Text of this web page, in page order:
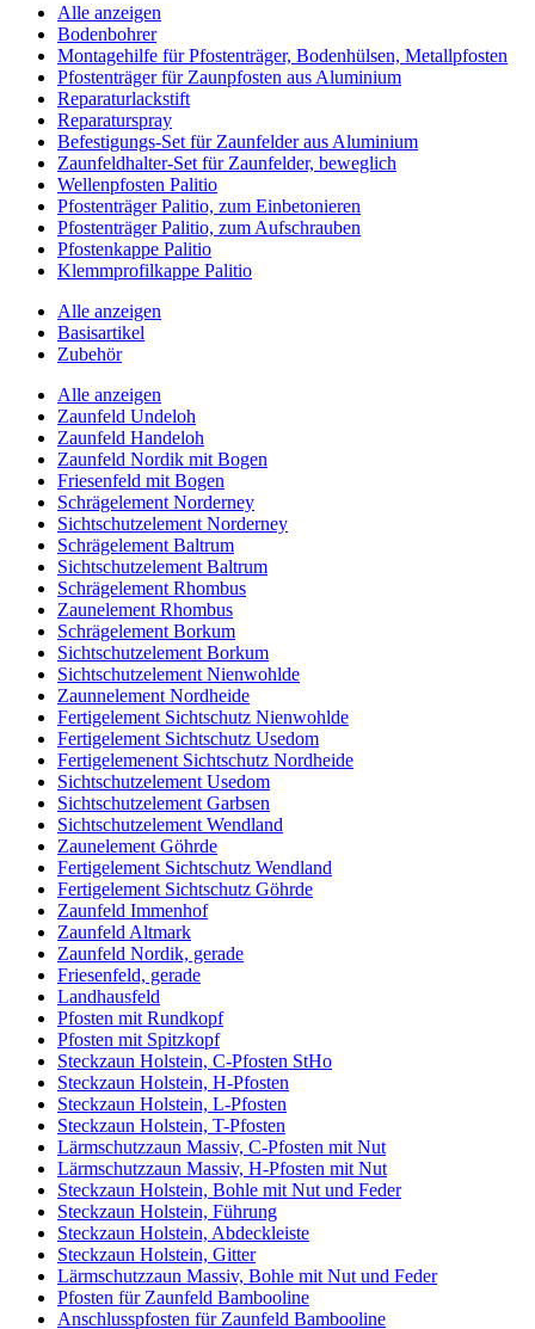
Alle anzeigen
Bodenbohrer
Montagehilfe für Pfostenträger, Bodenhülsen, Metallpfosten
Pfostenträger für Zaunpfosten aus Aluminium
Reparaturlackstift
Reparaturspray
Befestigungs-Set für Zaunfelder aus Aluminium
Zaunfeldhalter-Set für Zaunfelder, beweglich
Wellenpfosten Palitio
Pfostenträger Palitio, zum Einbetonieren
Pfostenträger Palitio, zum Aufschrauben
Pfostenkappe Palitio
Klemmprofilkappe Palitio
Alle anzeigen
Basisartikel
Zubehör
Alle anzeigen
Zaunfeld Undeloh
Zaunfeld Handeloh
Zaunfeld Nordik mit Bogen
Friesenfeld mit Bogen
Schrägelement Norderney
Sichtschutzelement Norderney
Schrägelement Baltrum
Sichtschutzelement Baltrum
Schrägelement Rhombus
Zaunelement Rhombus
Schrägelement Borkum
Sichtschutzelement Borkum
Sichtschutzelement Nienwohlde
Zaunnelement Nordheide
Fertigelement Sichtschutz Nienwohlde
Fertigelement Sichtschutz Usedom
Fertigelemenent Sichtschutz Nordheide
Sichtschutzelement Usedom
Sichtschutzelement Garbsen
Sichtschutzelement Wendland
Zaunelement Göhrde
Fertigelement Sichtschutz Wendland
Fertigelement Sichtschutz Göhrde
Zaunfeld Immenhof
Zaunfeld Altmark
Zaunfeld Nordik, gerade
Friesenfeld, gerade
Landhausfeld
Pfosten mit Rundkopf
Pfosten mit Spitzkopf
Steckzaun Holstein, C-Pfosten StHo
Steckzaun Holstein, H-Pfosten
Steckzaun Holstein, L-Pfosten
Steckzaun Holstein, T-Pfosten
Lärmschutzzaun Massiv, C-Pfosten mit Nut
Lärmschutzzaun Massiv, H-Pfosten mit Nut
Steckzaun Holstein, Bohle mit Nut und Feder
Steckzaun Holstein, Führung
Steckzaun Holstein, Abdeckleiste
Steckzaun Holstein, Gitter
Lärmschutzzaun Massiv, Bohle mit Nut und Feder
Pfosten für Zaunfeld Bambooline
Anschlusspfosten für Zaunfeld Bambooline